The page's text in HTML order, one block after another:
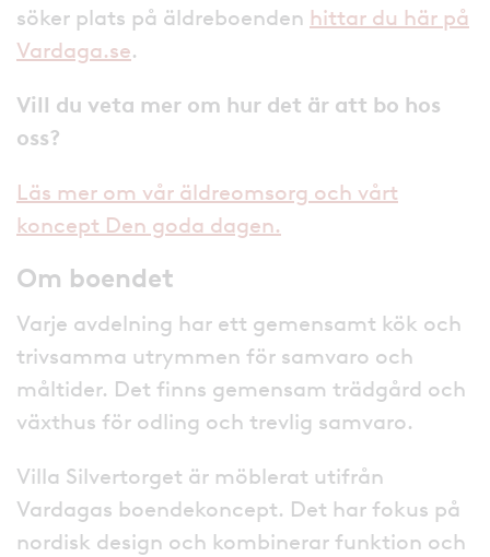
söker plats på äldreboenden hittar du här på
Vardaga.se.
Vill du veta mer om hur det är att bo hos
oss?
Läs mer om vår äldreomsorg och vårt
koncept Den goda dagen.
Om boendet
Varje avdelning har ett gemensamt kök och
trivsamma utrymmen för samvaro och
måltider. Det finns gemensam trädgård och
växthus för odling och trevlig samvaro.
Villa Silvertorget är möblerat utifrån
Vardagas boendekoncept. Det har fokus på
nordisk design och kombinerar funktion och